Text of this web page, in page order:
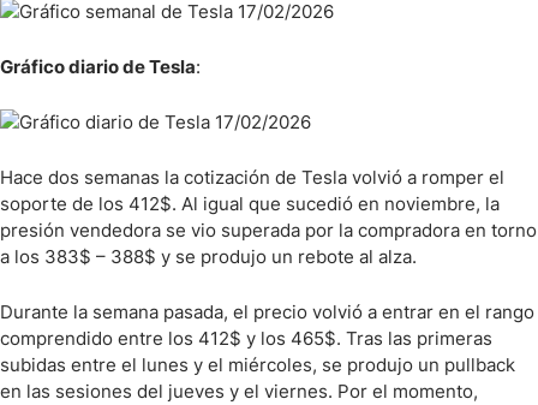
Gráfico diario de Tesla:
Hace dos semanas la cotización de Tesla volvió a romper el
soporte de los 412$. Al igual que sucedió en noviembre, la
presión vendedora se vio superada por la compradora en torno
a los 383$ – 388$ y se produjo un rebote al alza.
Durante la semana pasada, el precio volvió a entrar en el rango
comprendido entre los 412$ y los 465$. Tras las primeras
subidas entre el lunes y el miércoles, se produjo un pullback
en las sesiones del jueves y el viernes. Por el momento,